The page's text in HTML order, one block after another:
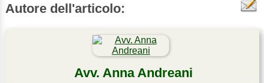
Autore dell'articolo:
Avv. Anna Andreani